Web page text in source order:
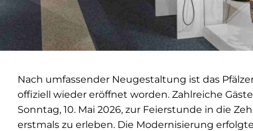
Nach umfassender Neugestaltung ist das
offiziell wieder eröffnet worden. Zahlreiche
Sonntag, 10. Mai 2026, zur Feierstunde in die
erstmals zu erleben. Die Modernisierung